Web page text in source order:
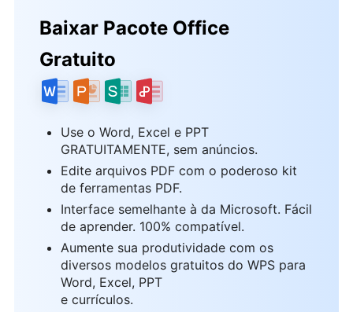
Baixar Pacote Office
Gratuito
Use o Word, Excel e PPT
GRATUITAMENTE, sem anúncios.
Edite arquivos PDF com o poderoso kit
de ferramentas PDF.
Interface semelhante à da Microsoft. Fácil
de aprender. 100% compatível.
Aumente sua produtividade com os
diversos modelos gratuitos do WPS para
Word, Excel, PPT
e currículos.